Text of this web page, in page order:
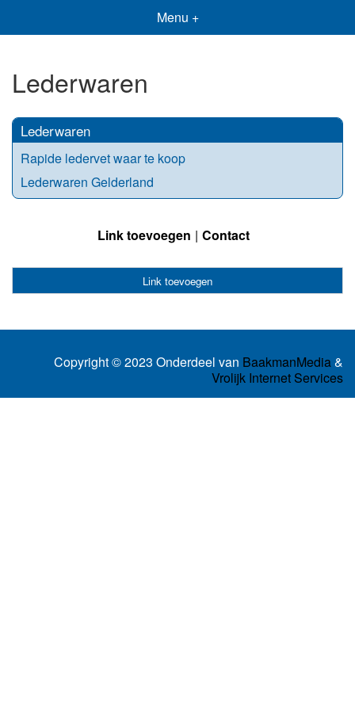
Menu +
Lederwaren
Lederwaren
Rapide ledervet waar te koop
Lederwaren Gelderland
Link toevoegen Contact
Link toevoegen
Copyright © 2023 Onderdeel van BaakmanMedia&
Vrolijk Internet Services